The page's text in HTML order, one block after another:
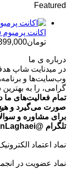
Featured
اکانت پرمیوم Puzzmo - سایت پازل و بازی های فکری
تومان
درباره ی ما
در میدنایت شاپ
وب‌سایت‌ها و
گرامی، را به
تمام فعالیت‌های ما
صورت می‌گیرد و
برای مشاوره و
تلگرام @ArmanLaghaei در ارتباط باشید.
نماد اعتماد
نماد عضویت در